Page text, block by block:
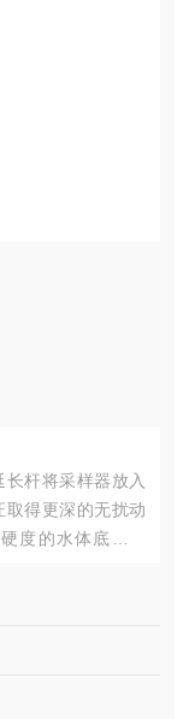
杆将采样器放入
得更深的无扰动
度的水体底部取
可以采取0.5-3米